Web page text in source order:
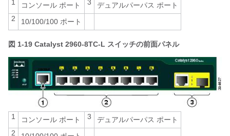
1 コンソール ポート 3
デュアルパーパス ポート
2
10/100/100 ポート
図 1-19 Catalyst 2960-8TC-L スイッチの前面パネル
1 コンソール ポート 3
デュアルパーパス ポート
2